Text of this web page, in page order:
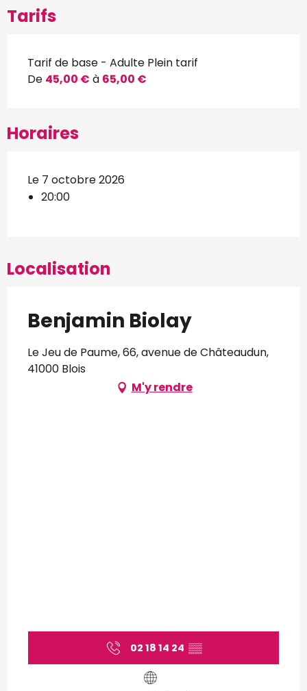
Tarifs
Tarif de base - Adulte Plein tarif
De 45,00 € à 65,00 €
Horaires
Le 7 octobre 2026
20:00
Localisation
Benjamin Biolay
Le Jeu de Paume, 66, avenue de Châteaudun,
41000 Blois
M'y rendre
02 18 14 24 ▒▒